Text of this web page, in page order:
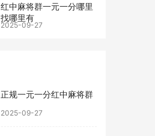
红中麻将群一元一分哪里
找哪里有
2025-09-27
正规一元一分红中麻将群
2025-09-27